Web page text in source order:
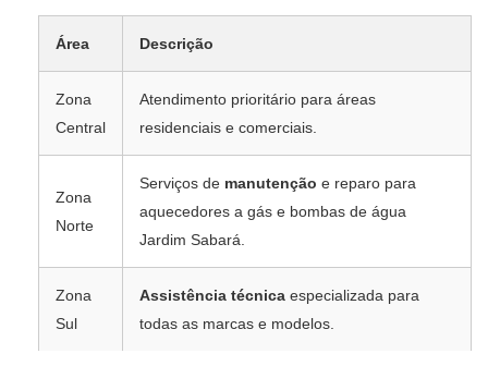
Área Descrição
Zona
Central
Atendimento prioritário para áreas
residenciais e comerciais.
Zona
Norte
Serviços de manutenção e reparo para
aquecedores a gás e bombas de água
Jardim Sabará.
Zona
Sul
Assistência técnica especializada para
todas as marcas e modelos.